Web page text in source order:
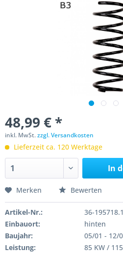
48,99 € *
inkl. MwSt.zzgl. Versandkosten
Lieferzeit ca. 120 Werktage
In
Merken Bewerten
Artikel-Nr.:
36-
Einbauort:
hinten
Baujahr:
05/01 - 12/
Leistung:
85 KW /